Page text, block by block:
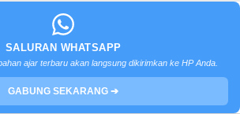
SALURAN WHATSAPP
ajar terbaru akan langsung dikirimkan ke HP Anda.
GABUNG SEKARANG ➔